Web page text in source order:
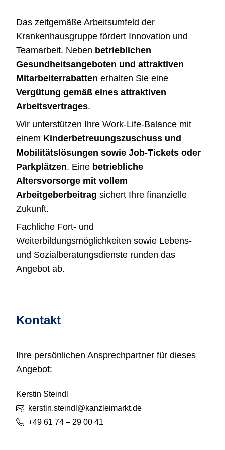
Das zeitgemäße Arbeitsumfeld der
Krankenhausgruppe fördert Innovation und
Teamarbeit. Neben betrieblichen
Gesundheitsangeboten und attraktiven
Mitarbeiterrabatten erhalten Sie eine
Vergütung gemäß eines attraktiven
Arbeitsvertrages.
Wir unterstützen Ihre Work-Life-Balance mit
einem Kinderbetreuungszuschuss und
Mobilitätslösungen sowie Job-Tickets oder
Parkplätzen. Eine betriebliche
Altersvorsorge mit vollem
Arbeitgeberbeitrag sichert Ihre finanzielle
Zukunft.
Fachliche Fort- und
Weiterbildungsmöglichkeiten sowie Lebens-
und Sozialberatungsdienste runden das
Angebot ab.
Kontakt
Ihre persönlichen Ansprechpartner für dieses
Angebot:
Kerstin Steindl
kerstin.steindl@kanzleimarkt.de
+49 61 74 – 29 00 41